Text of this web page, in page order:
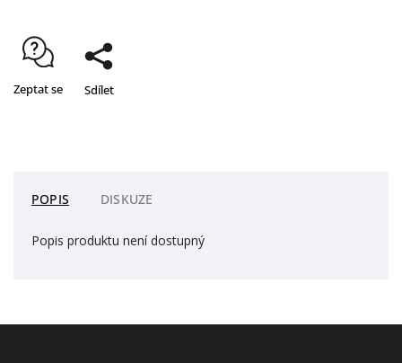
Zeptat se Sdílet
POPIS DISKUZE
Popis produktu není dostupný